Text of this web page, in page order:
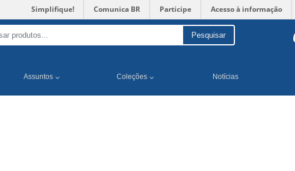
Simplifique! Comunica BR Participe Acesso à informação
Pesquisar
Assuntos Coleções Notícias